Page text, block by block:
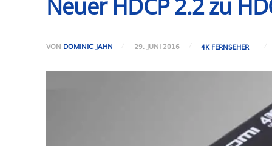
Neuer HDCP 2.2 zu
VON DOMINIC JAHN 29. JUNI 2016 4K FERNSEHER